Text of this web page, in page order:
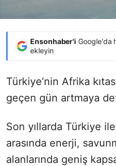
Ensonhaber'i Google'da
ekleyin
Türkiye’nin Afrika
geçen gün artmaya
Son yıllarda Türkiye
arasında enerji,
alanlarında geniş